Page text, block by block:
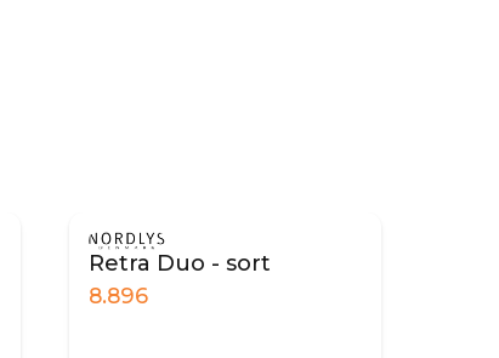
Retra Duo - sort
8.896